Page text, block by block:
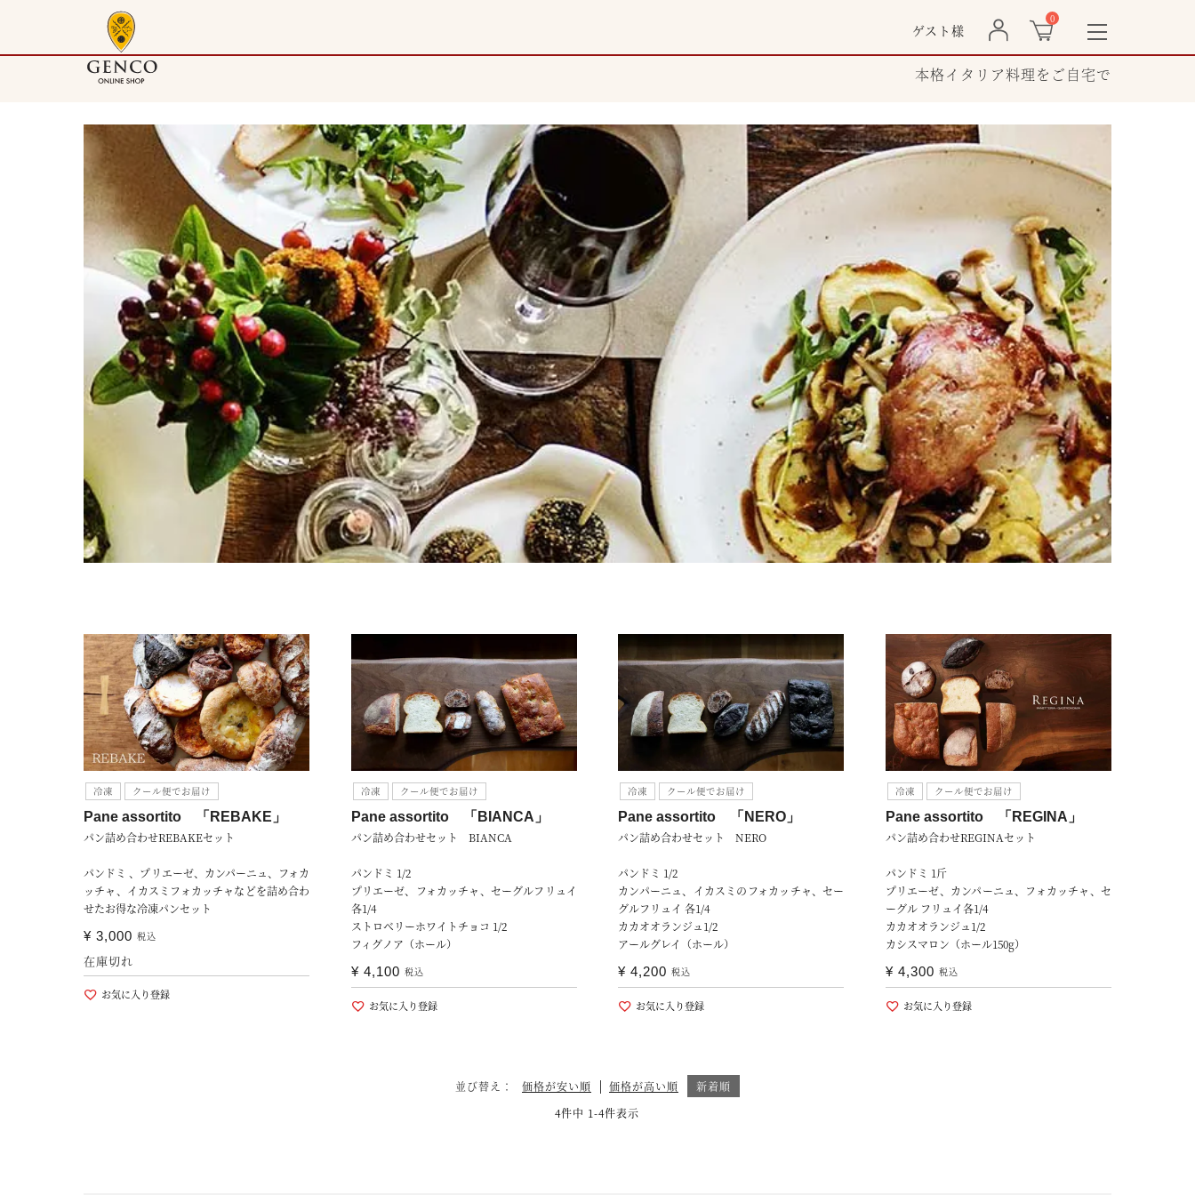
ゲスト様
0
本格イタリア料理をご自宅で
t
o
g
e
a
v
i
t
i
o
n
冷凍 クール便でお届け
パン詰め合わせREBAKEセット
パンドミ 、プリエーゼ、カンパーニュ、フォカ
ッチャ、イカスミフォカッチャなどを詰め合わ
せたお得な冷凍パンセット
Pane assortito 「REBAKE」
¥ 3,000 税込
在庫切れ
お気に入り登録
冷凍 クール便でお届け
パン詰め合わせセット BIANCA
パンドミ 1/2
プリエーゼ、フォカッチャ、セーグルフリュイ
各1/4
ストロベリーホワイトチョコ 1/2
フィグノア（ホール）
Pane assortito 「BIANCA」
¥ 4,100 税込
お気に入り登録
冷凍 クール便でお届け
パン詰め合わせセット NERO
パンドミ 1/2
カンパーニュ、イカスミのフォカッチャ、セー
グルフリュイ 各1/4
カカオオランジュ1/2
アールグレイ（ホール）
Pane assortito 「NERO」
¥ 4,200 税込
お気に入り登録
冷凍 クール便でお届け
パン詰め合わせREGINAセット
パンドミ 1斤
プリエーゼ、カンパーニュ、フォカッチャ、セ
ーグル フリュイ各1/4
カカオオランジュ1/2
カシスマロン（ホール150g）
Pane assortito 「REGINA」
¥ 4,300 税込
お気に入り登録
並び替え 価格が安い順 価格が高い順
新着順
4件中 1-4件表示